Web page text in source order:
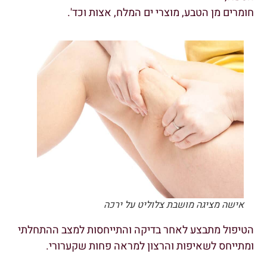
חומרים מן הטבע, מוצרי ים המלח, אצות וכד'.
אישה מציגה מושבת צלוליט על ירכה
הטיפול מתבצע לאחר בדיקה והתייחסות למצב ההתחלתי
ומתייחס לשאיפות והרצון למראה פחות שקערורי.